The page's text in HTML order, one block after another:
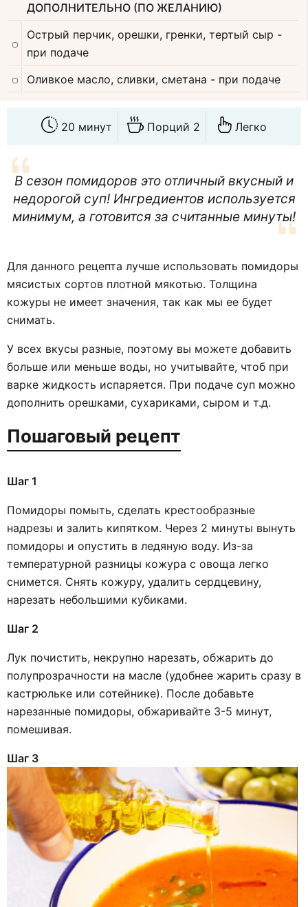
ДОПОЛНИТЕЛЬНО (ПО ЖЕЛАНИЮ)
Острый перчик, орешки, гренки, тертый сыр -
при подаче
Оливкое масло, сливки, сметана - при подаче
20 минут Порций 2 Легко
В сезон помидоров это отличный вкусный и
недорогой суп! Ингредиентов используется
минимум, а готовится за считанные минуты!
Для данного рецепта лучше использовать помидоры
мясистых сортов плотной мякотью. Толщина
кожуры не имеет значения, так как мы ее будет
снимать.
У всех вкусы разные, поэтому вы можете добавить
больше или меньше воды, но учитывайте, чтоб при
варке жидкость испаряется. При подаче суп можно
дополнить орешками, сухариками, сыром и т.д.
Пошаговый рецепт
Шаг 1
Помидоры помыть, сделать крестообразные
надрезы и залить кипятком. Через 2 минуты вынуть
помидоры и опустить в ледяную воду. Из-за
температурной разницы кожура с овоща легко
снимется. Снять кожуру, удалить сердцевину,
нарезать небольшими кубиками.
Шаг 2
Лук почистить, некрупно нарезать, обжарить до
полупрозрачности на масле (удобнее жарить сразу в
кастрюльке или сотейнике). После добавьте
нарезанные помидоры, обжаривайте 3-5 минут,
помешивая.
Шаг 3